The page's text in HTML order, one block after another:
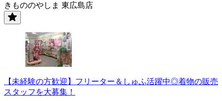
きもののやしま 東広島店
【未経験の方歓迎】フリーター＆しゅふ活躍中◎着物の販売
スタッフを大募集！